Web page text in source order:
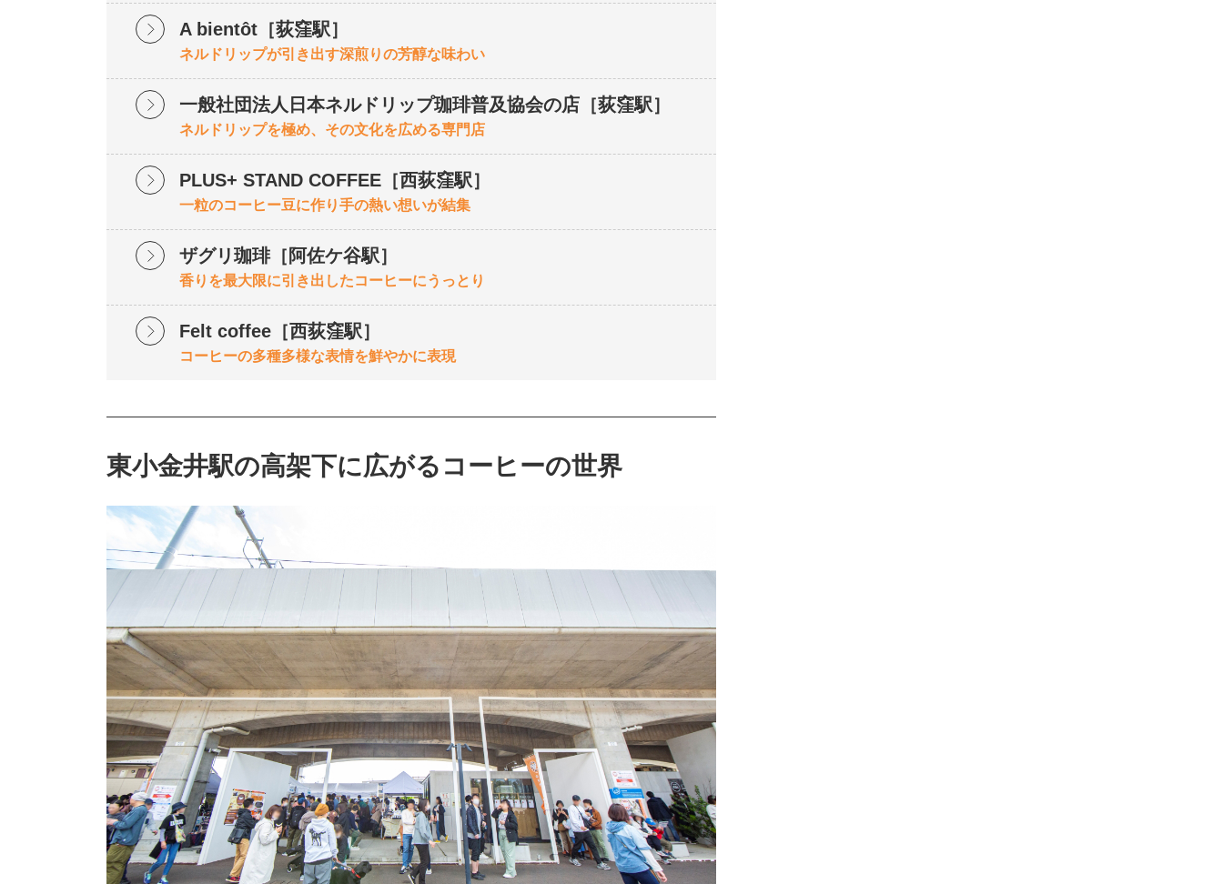
A bientôt［荻窪駅］
ネルドリップが引き出す深煎りの芳醇な味わい
一般社団法人日本ネルドリップ珈琲普及協会の店［荻窪駅］
ネルドリップを極め、その文化を広める専門店
PLUS+ STAND COFFEE［西荻窪駅］
一粒のコーヒー豆に作り手の熱い想いが結集
ザグリ珈琲［阿佐ケ谷駅］
香りを最大限に引き出したコーヒーにうっとり
Felt coffee［西荻窪駅］
コーヒーの多種多様な表情を鮮やかに表現
東小金井駅の高架下に広がるコーヒーの世界